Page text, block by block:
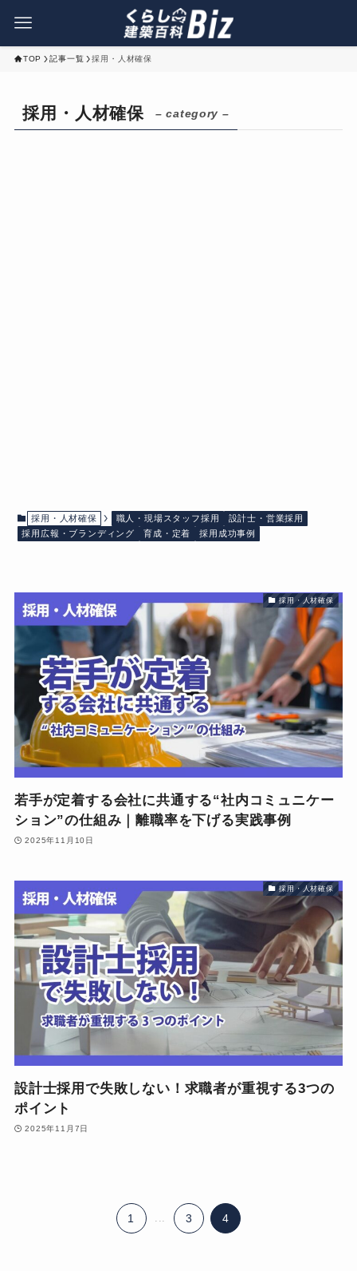
TOP 記事一覧 採用・人材確保
採用・人材確保 – category –
採用・人材確保 職人・現場スタッフ採用
設計士・営業採用
採用広報・ブランディング
育成・定着 採用成功事例
採用・人材確保
若手が定着する会社に共通する“社内コミュニケー
ション”の仕組み｜離職率を下げる実践事例
2025年11月10日
採用・人材確保
設計士採用で失敗しない！求職者が重視する3つの
ポイント
2025年11月7日
1 3 4